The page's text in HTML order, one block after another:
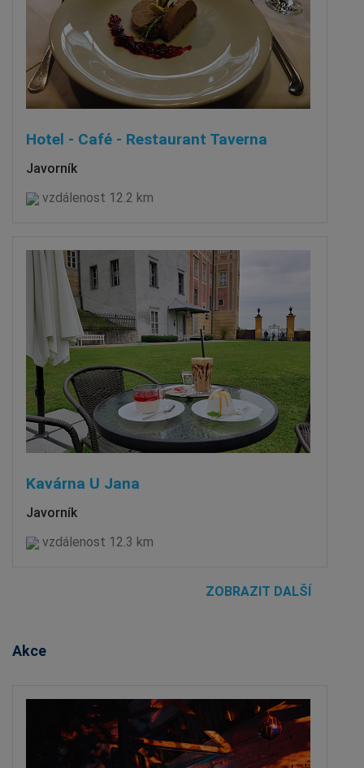
Hotel - Café - Restaurant Taverna
Javorník
vzdálenost 12.2 km
Kavárna U Jana
Javorník
vzdálenost 12.3 km
ZOBRAZIT DALŠÍ
Akce